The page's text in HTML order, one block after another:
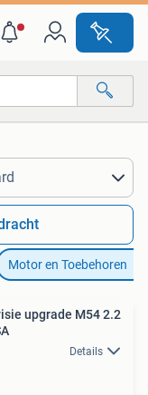
Motor en Toebehoren
upgrade M54 2.2
Details